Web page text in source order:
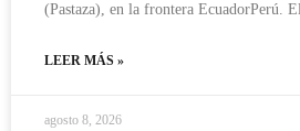
(Pastaza), en la frontera EcuadorPerú.
LEER MÁS »
agosto 8, 2026